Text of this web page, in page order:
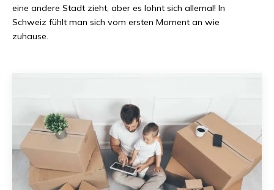
eine andere Stadt zieht, aber es lohnt sich allemal! In
Schweiz fühlt man sich vom ersten Moment an wie
zuhause.